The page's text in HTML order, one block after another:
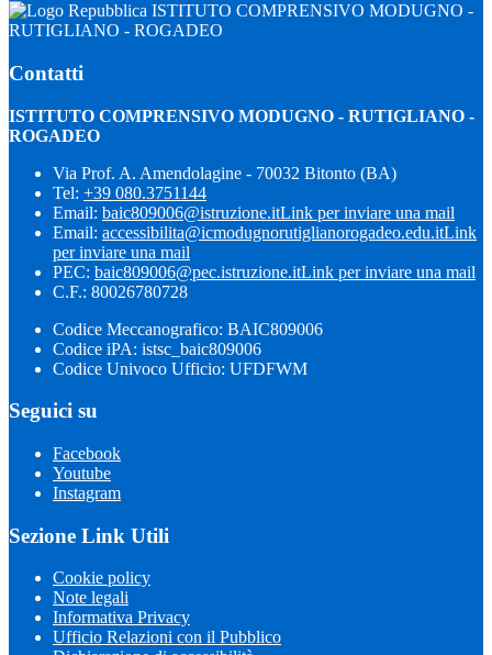
ISTITUTO COMPRENSIVO MODUGNO -
RUTIGLIANO - ROGADEO
Contatti
ISTITUTO COMPRENSIVO MODUGNO - RUTIGLIANO -
ROGADEO
Via Prof. A. Amendolagine - 70032 Bitonto (BA)
Tel: +39 080.3751144
Email: baic809006@istruzione.itLink per inviare una mail
Email: accessibilita@icmodugnorutiglianorogadeo.edu.itLink
per inviare una mail
PEC: baic809006@pec.istruzione.itLink per inviare una mail
C.F.: 80026780728
Codice Meccanografico: BAIC809006
Codice iPA: istsc_baic809006
Codice Univoco Ufficio: UFDFWM
Seguici su
Facebook
Youtube
Instagram
Sezione Link Utili
Cookie policy
Note legali
Informativa Privacy
Ufficio Relazioni con il Pubblico